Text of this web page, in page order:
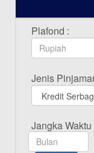
16-10-
20-09-
Plafond :
Jenis
Jangka Waktu